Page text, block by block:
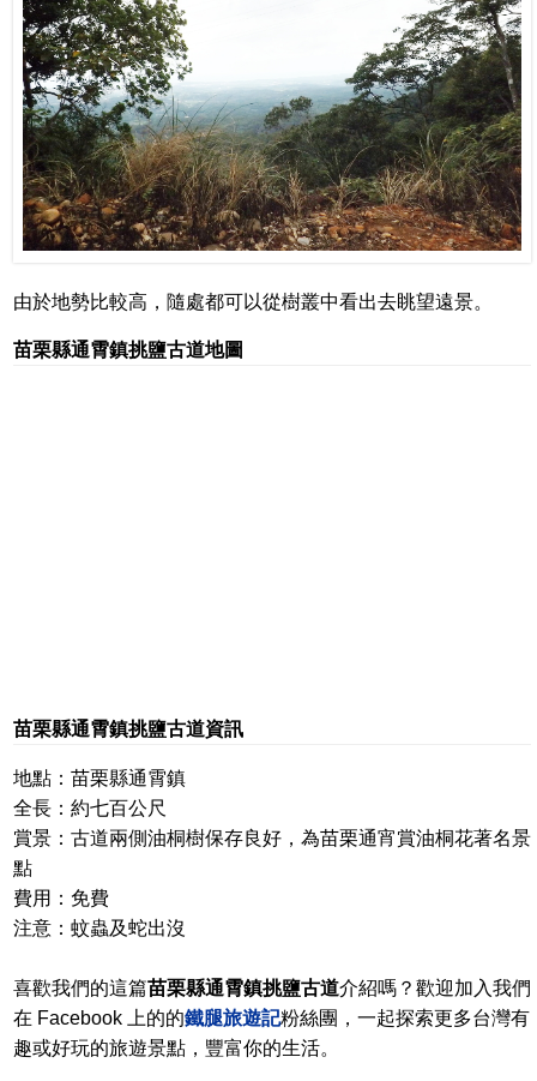
由於地勢比較高，隨處都可以從樹叢中看出去眺望遠景。
苗栗縣通霄鎮挑鹽古道地圖
苗栗縣通霄鎮挑鹽古道資訊
地點：苗栗縣通霄鎮
全長：約七百公尺
賞景：古道兩側油桐樹保存良好，為苗栗通宵賞油桐花著名景
點
費用：免費
注意：蚊蟲及蛇出沒
喜歡我們的這篇苗栗縣通霄鎮挑鹽古道介紹嗎？歡迎加入我們
在 Facebook 上的的鐵腿旅遊記粉絲團，一起探索更多台灣有
趣或好玩的旅遊景點，豐富你的生活。